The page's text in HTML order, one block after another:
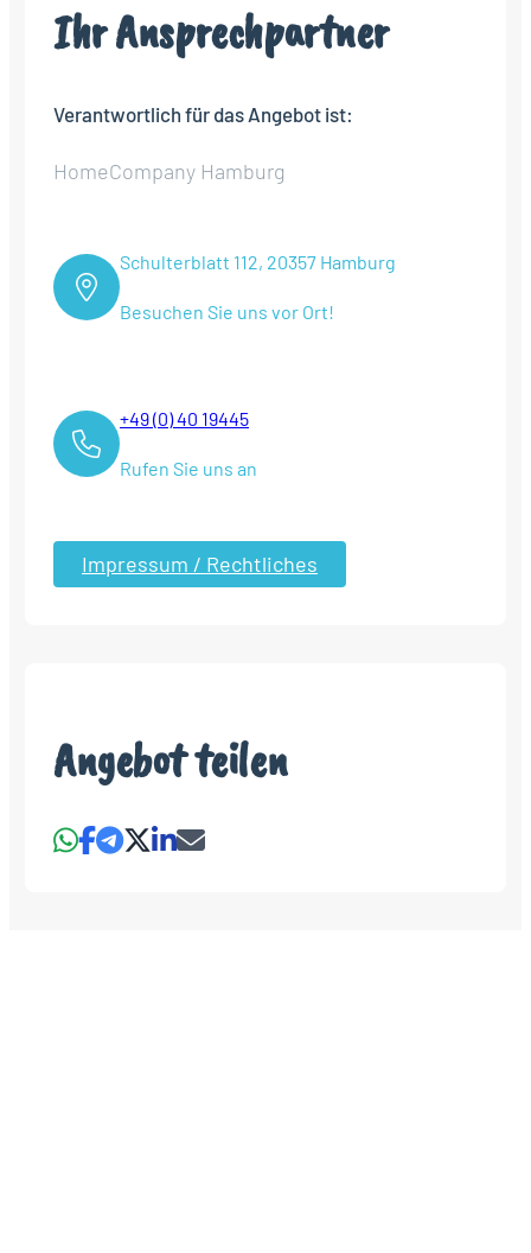
Ihr Ansprechpartner
Verantwortlich für das Angebot ist:
HomeCompany Hamburg
Schulterblatt 112, 20357 Hamburg
Besuchen Sie uns vor Ort!
+49 (0) 40 19445
Rufen Sie uns an
Impressum / Rechtliches
Angebot teilen